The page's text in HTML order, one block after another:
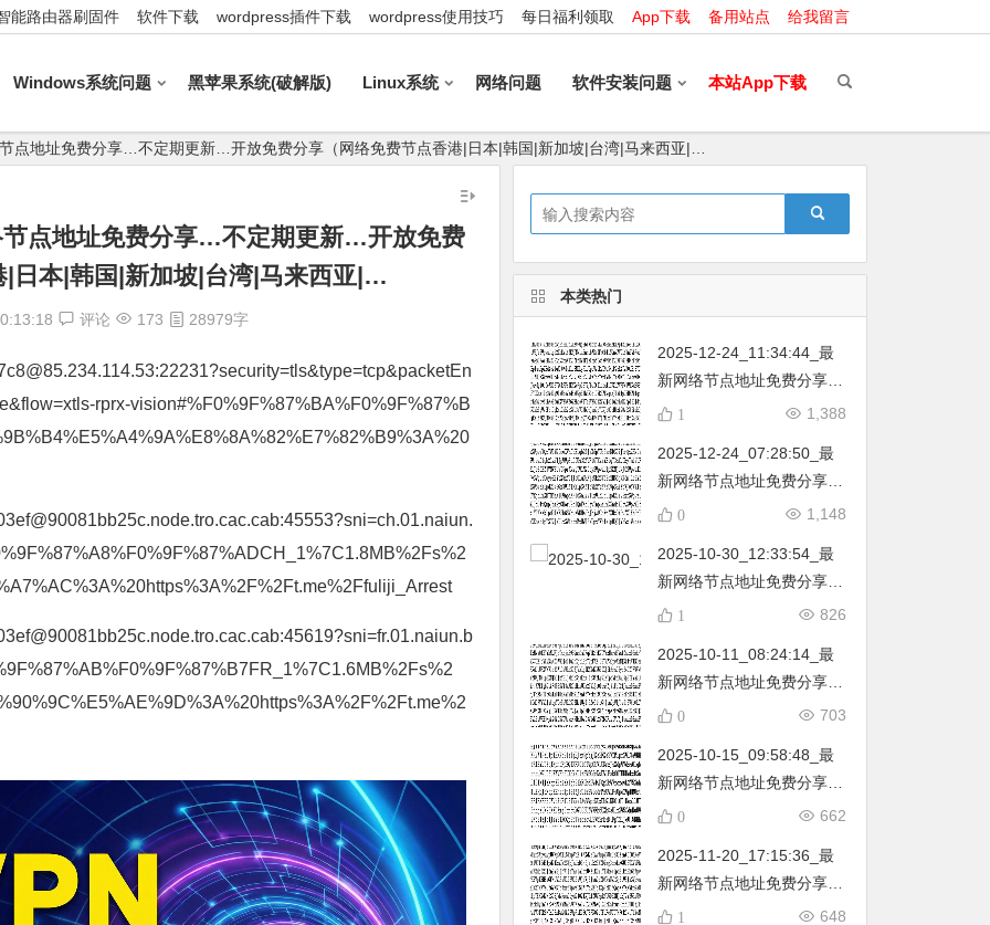
能路由器刷固件 软件下载 wordpress插件下载 wordpress使用技巧 每日福利领取 App下载 备用站点 给我留言
Windows系统问题 黑苹果系统(破解版) Linux系统 网络问题 软件安装问题 本站App下载
点地址免费分享…不定期更新…开放免费分享（网络免费节点香港|日本|韩国|新加坡|台湾|马来西亚|…
节点地址免费分享…不定期更新…开放免费
|日本|韩国|新加坡|台湾|马来西亚|…
评论 173 28979字
rprx-vision#%F0%9F%87%BA%F0%9F%87%B
本类热门
2025-12-24_11:34:44_最
新网络节点地址免费分享…
不定期更新…开放免费分享
韩国|新加坡|台湾|马来西亚|
…
1,388
1
2025-12-24_07:28:50_最
新网络节点地址免费分享…
不定期更新…开放免费分享
韩国|新加坡|台湾|马来西亚|
…
1,148
0
2025-10-30_12:33:54_最
新网络节点地址免费分享…
不定期更新…开放免费分享
韩国|新加坡|台湾|马来西亚|
…
826
1
2025-10-11_08:24:14_最
新网络节点地址免费分享…
不定期更新…开放免费分享
韩国|新加坡|台湾|马来西亚|
…
703
0
2025-10-15_09:58:48_最
新网络节点地址免费分享…
不定期更新…开放免费分享
韩国|新加坡|台湾|马来西亚|
…
662
0
2025-11-20_17:15:36_最
新网络节点地址免费分享…
不定期更新…开放免费分享
648
1